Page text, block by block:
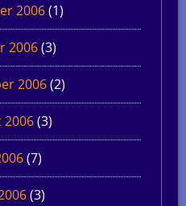
2006(1)
2006(3)
2006(2)
2006(3)
(7)
(3)